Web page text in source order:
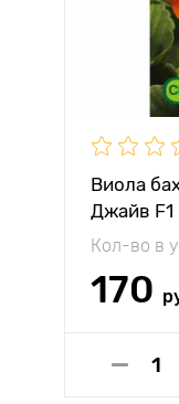
Виола
Джайв F1
Кол-во в
170